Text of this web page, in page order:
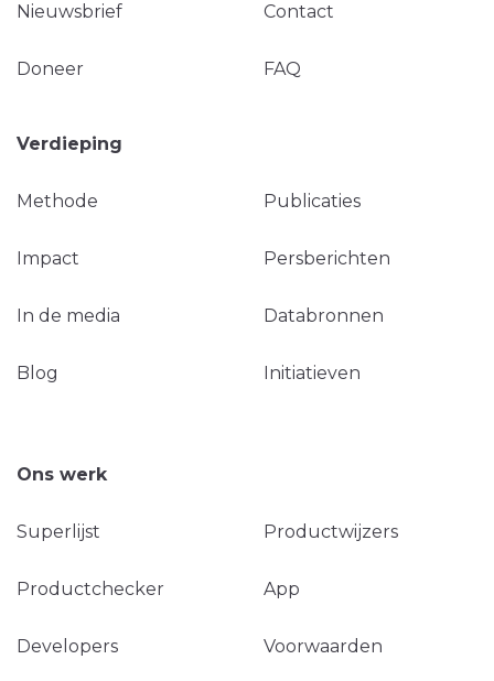
Nieuwsbrief Contact
Doneer FAQ
Verdieping
Methode Publicaties
Impact Persberichten
In de media Databronnen
Blog Initiatieven
Ons werk
Superlijst Productwijzers
Productchecker App
Developers Voorwaarden